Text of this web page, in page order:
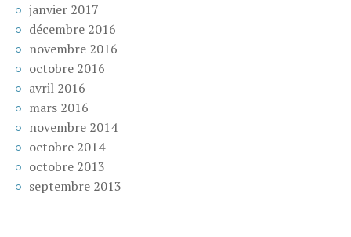
janvier 2017
décembre 2016
novembre 2016
octobre 2016
avril 2016
mars 2016
novembre 2014
octobre 2014
octobre 2013
septembre 2013